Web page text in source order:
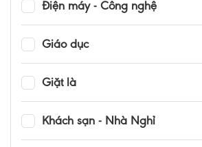
Điện máy - Công nghệ
Giáo dục
Giặt là
Khách sạn - Nhà Nghỉ